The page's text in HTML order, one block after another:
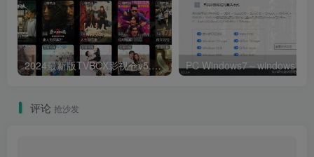
2024最新版TVBOX影视仓v5.0.25脱壳解密版 已去除弹窗提示及顶部提示 可内置tvbox仓库接口 内附三个修改版本
评论 抢沙发